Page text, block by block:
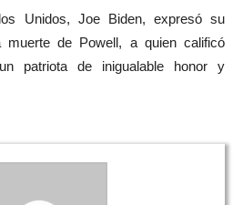
Unidos, Joe Biden, expresó su
muerte de Powell, a quien calificó
patriota de inigualable honor y